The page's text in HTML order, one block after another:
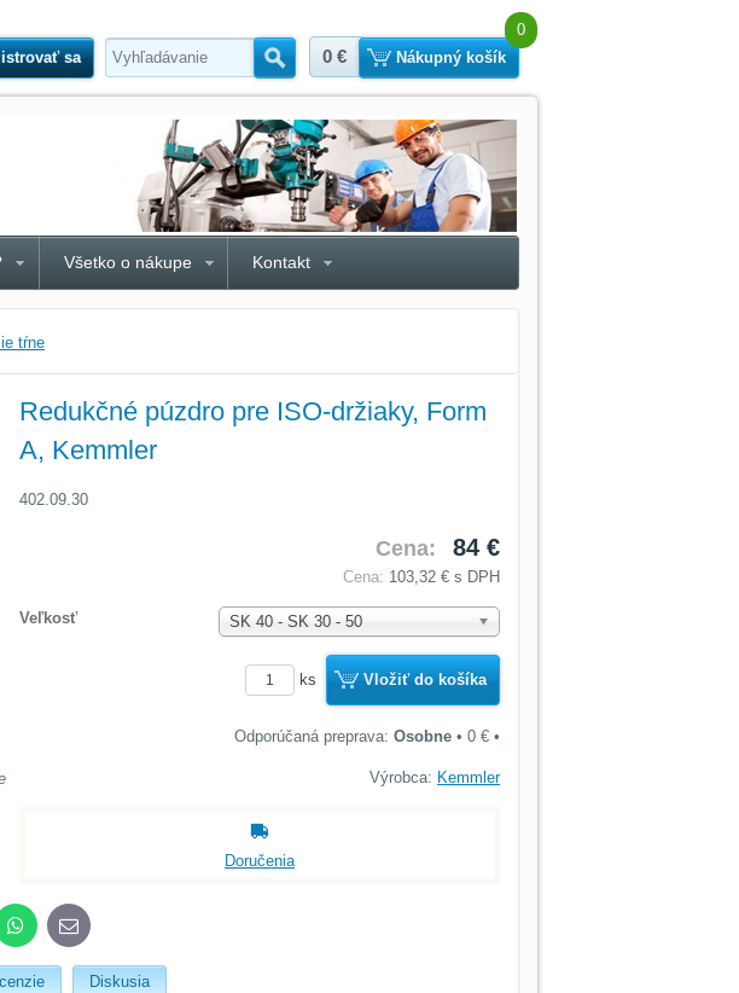
sa Hľadať
0 €
0
Nákupný košík
Všetko o nákupe Kontakt
tŕne
Redukčné púzdro pre ISO-držiaky, Form
A, Kemmler
402.09.30
Cena: 84 €
Cena: 103,32 € s DPH
Veľkosť SK 40 - SK 30 - 50
ks Vložiť do košíka
Osobne • 0 € •
Výrobca: Kemmler
Doručenia
WhatsApp
E-
mail
Diskusia